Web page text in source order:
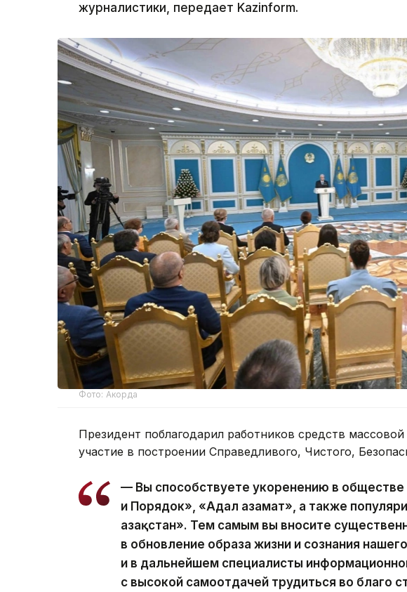
журналистики, передает Kazinform.
Фото: Акорда
Президент поблагодарил работников средств
участие в построении Справедливого, Чистого,
— Вы способствуете укоренению в обществе
и Порядок», «Адал азамат», а также
Қазақстан». Тем самым вы вносите
в обновление образа жизни и сознания
и в дальнейшем специалисты
с высокой самоотдачей трудиться во благо